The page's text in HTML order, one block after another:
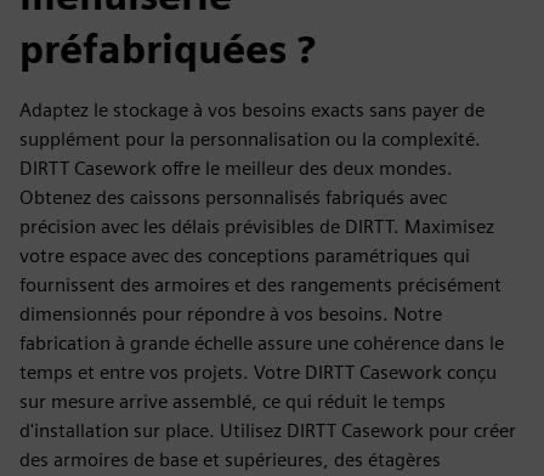
préfabriquées ?
Adaptez le stockage à vos besoins exacts sans payer de
supplément pour la personnalisation ou la complexité.
DIRTT Casework offre le meilleur des deux mondes.
Obtenez des caissons personnalisés fabriqués avec
précision avec les délais prévisibles de DIRTT. Maximisez
votre espace avec des conceptions paramétriques qui
fournissent des armoires et des rangements précisément
dimensionnés pour répondre à vos besoins. Notre
fabrication à grande échelle assure une cohérence dans le
temps et entre vos projets. Votre DIRTT Casework conçu
sur mesure arrive assemblé, ce qui réduit le temps
d'installation sur place. Utilisez DIRTT Casework pour créer
des armoires de base et supérieures, des étagères